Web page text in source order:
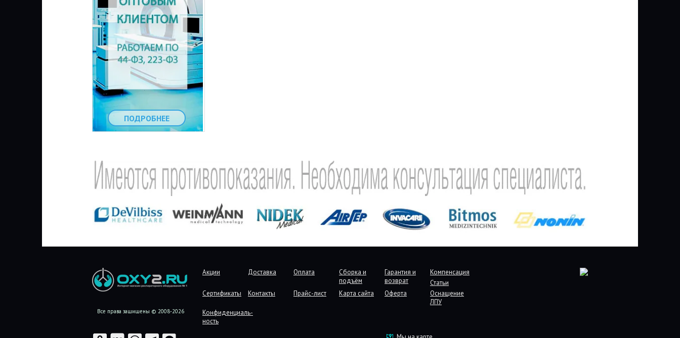
ПОДРОБНЕЕ
Все права защищены © 2008-2026
Акции Доставка Оплата
Сборка и
подъём
Гарантия и
возврат
Компенсация
Статьи
Сертификаты
Контакты Прайс-лист Карта сайта Оферта
Оснащение
ЛПУ
Конфиденциаль-
ность